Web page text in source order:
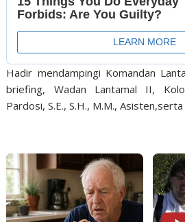
Hadir mendampingi Komandan
briefing, Wadan Lantamal II,
Pardosi, S.E., S.H., M.M.,